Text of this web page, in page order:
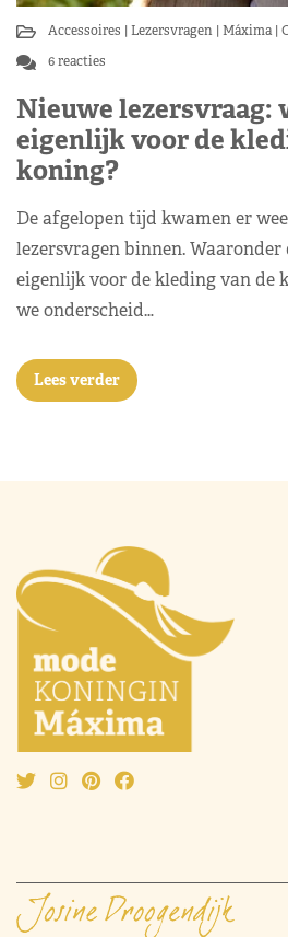
Accessoires Lezersvragen Máxima
6 reacties
Nieuwe lezersvraag:
eigenlijk voor de
koning?
De afgelopen tijd kwamen er
lezersvragen binnen. Waaronder
eigenlijk voor de kleding van de
we onderscheid…
Lees verder